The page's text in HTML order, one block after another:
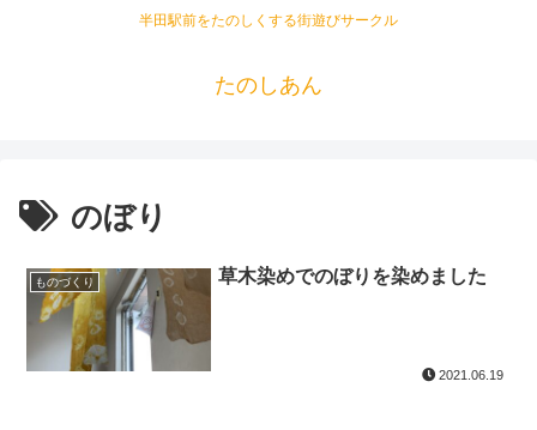
半田駅前をたのしくする街遊びサークル
たのしあん
のぼり
ものづくり 草木染めでのぼりを染めました
2021.06.19